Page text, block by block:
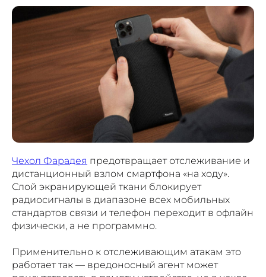
Чехол Фарадея предотвращает отслеживание и
дистанционный взлом смартфона «на ходу».
Слой экранирующей ткани блокирует
радиосигналы в диапазоне всех мобильных
стандартов связи и телефон переходит в офлайн
физически, а не программно.
Применительно к отслеживающим атакам это
работает так — вредоносный агент может